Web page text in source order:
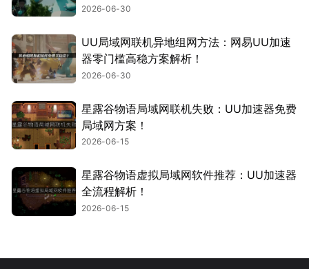
2026-06-30
UU局域网联机异地组网方法：网易UU加速
器零门槛高稳方案解析！
2026-06-30
星露谷物语局域网联机失败：UU加速器免费
局域网方案！
2026-06-15
星露谷物语虚拟局域网软件推荐：UU加速器
全流程解析！
2026-06-15